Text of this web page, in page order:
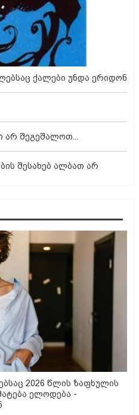
ქალები უნდა ერიდონ
არ შეგეშალოთ...
შესახებ ალბათ არ
2026 წლის ზაფხულის
ელოდება -